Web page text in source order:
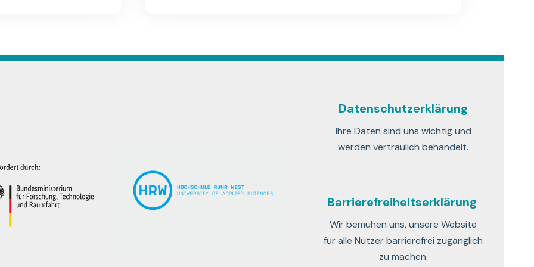
Datenschutzerklärung
Ihre Daten sind uns wichtig und
werden vertraulich behandelt.
Barrierefreiheitserklärung
Wir bemühen uns, unsere Website
für alle Nutzer barrierefrei zugänglich
zu machen.